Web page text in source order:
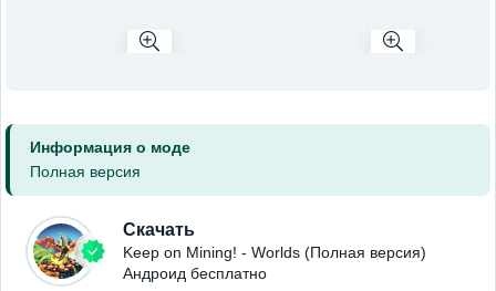
Информация о моде
Полная версия
Скачать
Keep on Mining! - Worlds (Полная версия)
Андроид бесплатно